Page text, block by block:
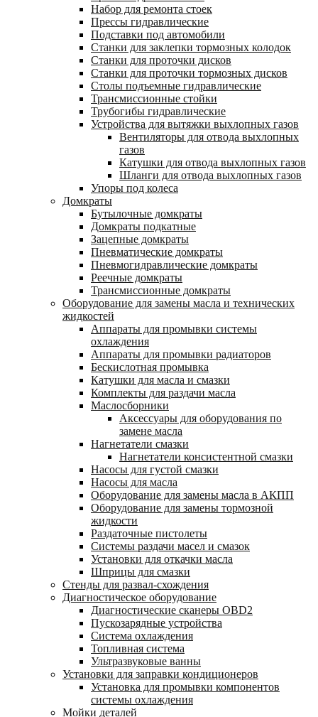
Набор для ремонта стоек
Прессы гидравлические
Подставки под автомобили
Станки для заклепки тормозных колодок
Станки для проточки дисков
Станки для проточки тормозных дисков
Столы подъемные гидравлические
Трансмиссионные стойки
Трубогибы гидравлические
Устройства для вытяжки выхлопных газов
Вентиляторы для отвода выхлопных
газов
Катушки для отвода выхлопных газов
Шланги для отвода выхлопных газов
Упоры под колеса
Домкраты
Бутылочные домкраты
Домкраты подкатные
Зацепные домкраты
Пневматические домкраты
Пневмогидравлические домкраты
Реечные домкраты
Трансмиссионные домкраты
Оборудование для замены масла и технических
жидкостей
Аппараты для промывки системы
охлаждения
Аппараты для промывки радиаторов
Бескислотная промывка
Катушки для масла и смазки
Комплекты для раздачи масла
Маслосборники
Аксессуары для оборудования по
замене масла
Нагнетатели смазки
Нагнетатели консистентной смазки
Насосы для густой смазки
Насосы для масла
Оборудование для замены масла в АКПП
Оборудование для замены тормозной
жидкости
Раздаточные пистолеты
Системы раздачи масел и смазок
Установки для откачки масла
Шприцы для смазки
Стенды для развал-схождения
Диагностическое оборудование
Диагностические сканеры OBD2
Пускозарядные устройства
Система охлаждения
Топливная система
Ультразвуковые ванны
Установки для заправки кондиционеров
Установка для промывки компонентов
системы охлаждения
Мойки деталей